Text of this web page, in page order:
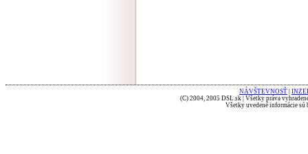
NÁVŠTEVNOSŤ
(C) 2004, 2005 DSL.sk | Všetky práva
Všetky uvedené informácie sú